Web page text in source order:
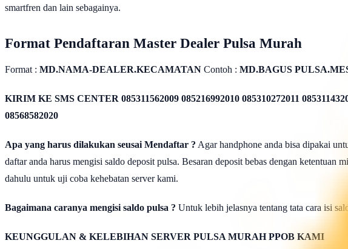
smartfren dan lain sebagainya.
Format Pendaftaran Master Dealer Pulsa Murah
Format : MD.NAMA-DEALER.KECAMATAN Contoh : MD.BAGUS
KIRIM KE SMS CENTER 085311562009 085216992010 085310272011
08568582020
Apa yang harus dilakukan seusai Mendaftar ? Agar handphone anda bisa dipakai
daftar anda harus mengisi saldo deposit pulsa. Besaran deposit bebas dengan
dahulu untuk uji coba kehebatan server kami.
Bagaimana caranya mengisi saldo pulsa ? Untuk lebih jelasnya tentang tata cara isi
KEUNGGULAN & KELEBIHAN SERVER PULSA MURAH PPOB KAMI